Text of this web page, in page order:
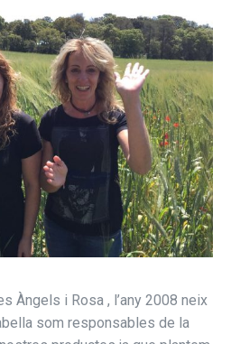
Àngels i Rosa , l’any 2008 neix
som responsables de la